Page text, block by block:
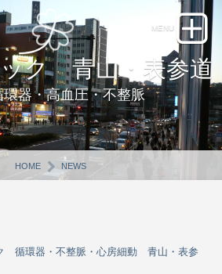
ク 青山・表参道
環器・高血圧・不整脈
HOME NEWS
循環器・不整脈・心房細動 青山・表参